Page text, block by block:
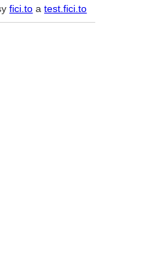
fici.to atest.fici.to